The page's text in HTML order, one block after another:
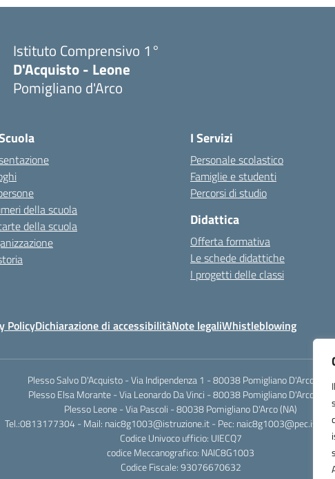
Istituto Comprensivo 1°
D'Acquisto - Leone
Pomigliano d'Arco
della scuola
della scuola
I Servizi
Personale scolastico
Famiglie e studenti
Percorsi di studio
Didattica
Offerta formativa
Le schede didattiche
I progetti delle classi
PolicyDichiarazione di accessibilitàNote legaliWhistleblowing
Plesso Salvo D'Acquisto - Via Indipendenza 1 - 80038 Pomigliano D'Arco (NA)
Plesso Elsa Morante - Via Leonardo Da Vinci - 80038 Pomigliano D'Arco (NA)
Plesso Leone - Via Pascoli - 80038 Pomigliano D'Arco (NA)
Tel.:0813177304 - Mail: naic8g1003@istruzione.it - Pec:
Codice Univoco ufficio: UIECQ7
codice Meccanografico: NAIC8G1003
Codice Fiscale: 93076670632